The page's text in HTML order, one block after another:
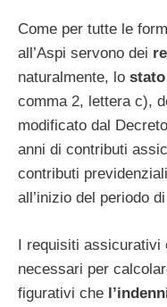
Come per tutte le
all’Aspi servono dei
naturalmente, lo
comma 2, lettera c),
modificato dal
anni di contributi
contributi
all’inizio del periodo
I requisiti assicurativi
necessari per
figurativi che